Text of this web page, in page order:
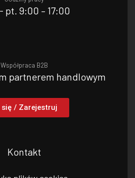
pt. 9:00 – 17:00
Współpraca B2B
partnerem handlowym
się / Zarejestruj
Kontakt